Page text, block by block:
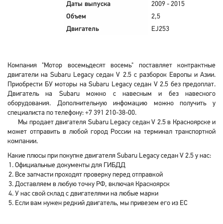
Даты выпуска
2009 - 2015
Объем
2,5
Двигатель
EJ253
Компания "Мотор восемьдесят восемь" поставляет контрактные
двигатели на Subaru Legacy седан V 2.5 с разборок Европы и Азии.
Приобрести БУ моторы на Subaru Legacy седан V 2.5 без предоплат.
Двигатель на Subaru можно с навесным и без навесного
оборудования. Дополнительную инфомацию можно получить у
специалиста по телефону: +7 391 210-38-00.
Мы продает двигателя Subaru Legacy седан V 2.5 в Красноярске и
может отправить в любой город России на терминал транспортной
компании.
Какие плюсы при покупке двигателя Subaru Legacy седан V 2.5 у нас:
Официальные документы для ГИБДД
Все запчасти проходят проверку перед отправкой
Доставляем в любую точку РФ, включая Красноярск
У нас свой склад с двигателями на любые марки
Если вам нужен редкий двигатель, мы привезем его из ЕС